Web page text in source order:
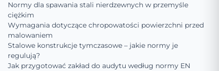
Normy dla spawania stali nierdzewnych w przemyśle
ciężkim
Wymagania dotyczące chropowatości powierzchni przed
malowaniem
Stalowe konstrukcje tymczasowe – jakie normy je
regulują?
Jak przygotować zakład do audytu według normy EN